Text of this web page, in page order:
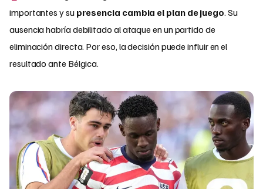
importantes y su presencia cambia el plan de juego. Su
ausencia habría debilitado al ataque en un partido de
eliminación directa. Por eso, la decisión puede influir en el
resultado ante Bélgica.